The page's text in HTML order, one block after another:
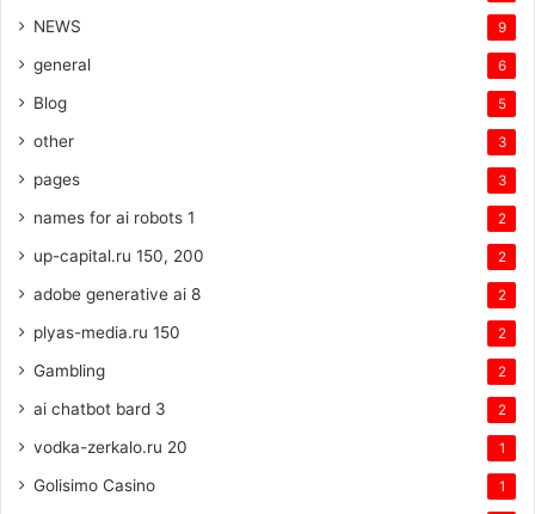
NEWS 9
general 6
Blog 5
other 3
pages 3
names for ai robots 1 2
up-capital.ru 150, 200 2
adobe generative ai 8 2
plyas-media.ru 150 2
Gambling 2
ai chatbot bard 3 2
vodka-zerkalo.ru 20 1
Golisimo Casino 1